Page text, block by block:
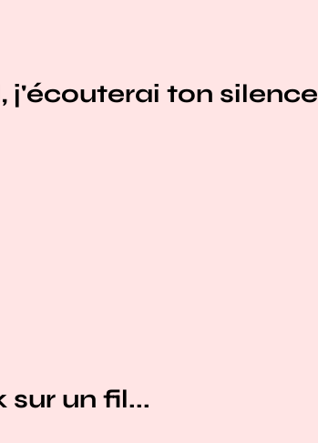
j'écouterai ton silence
sur un fil...